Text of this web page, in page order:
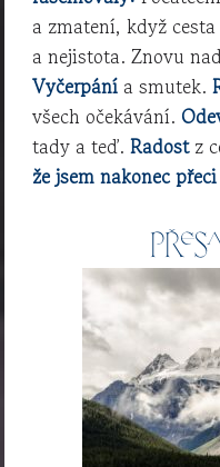
a zmatení, když
a nejistota. Znovu
Vyčerpání a smutek.
všech očekávání.
tady a teď.Radostz
že jsem nakonec